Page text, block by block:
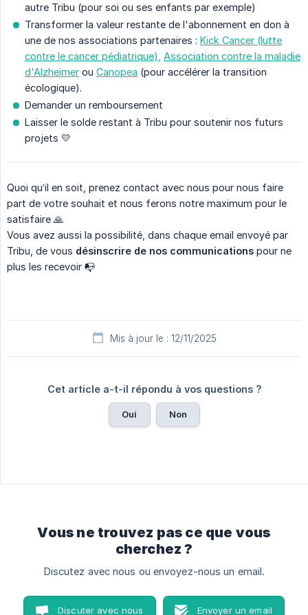
autre Tribu (pour soi ou ses enfants par exemple)
Transformer la valeur restante de l'abonnement en don à
une de nos associations partenaires : Kick Cancer (lutte
contre le cancer pédiatrique), Association contre la maladie
d'Alzheimer ou Canopea (pour accélérer la transition
écologique).
Demander un remboursement
Laisser le solde restant à Tribu pour soutenir nos futurs
projets 💛
Quoi qu’il en soit, prenez contact avec nous pour nous faire
part de votre souhait et nous ferons notre maximum pour le
satisfaire 🙏
Vous avez aussi la possibilité, dans chaque email envoyé par
Tribu, de vous désinscrire de nos communications pour ne
plus les recevoir 📭
Mis à jour le : 12/11/2025
Cet article a-t-il répondu à vos questions ?
Oui Non
Vous ne trouvez pas ce que vous
cherchez ?
Discutez avec nous ou envoyez-nous un email.
Discuter avec nous Envoyer un email